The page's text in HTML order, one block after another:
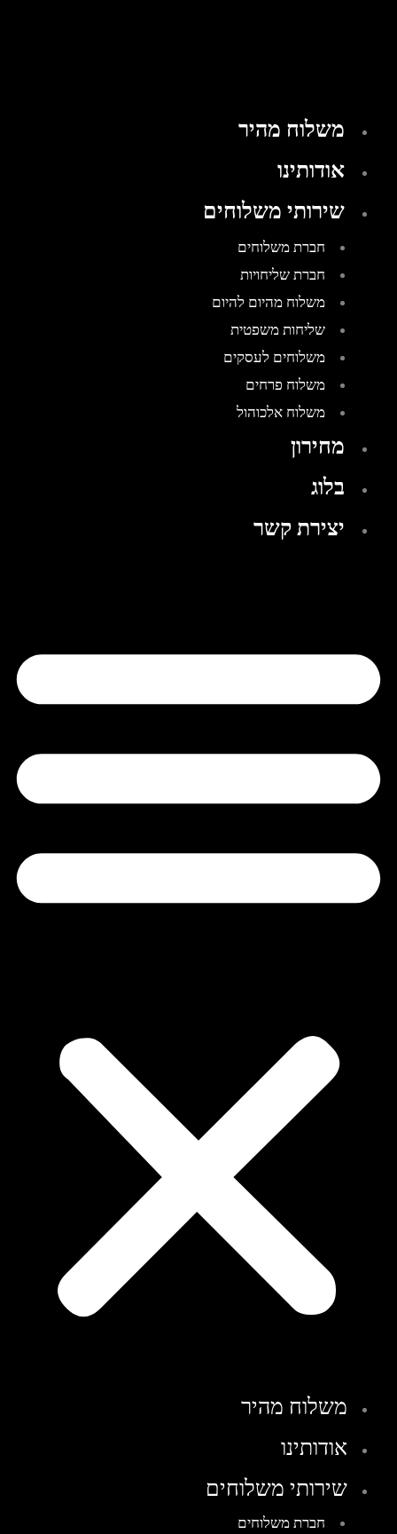
משלוח מהיר
אודותינו
שירותי משלוחים
חברת משלוחים
חברת שליחויות
משלוח מהיום להיום
שליחות משפטית
משלוחים לעסקים
משלוח פרחים
משלוח אלכוהול
מחירון
בלוג
יצירת קשר
משלוח מהיר
אודותינו
שירותי משלוחים
חברת משלוחים